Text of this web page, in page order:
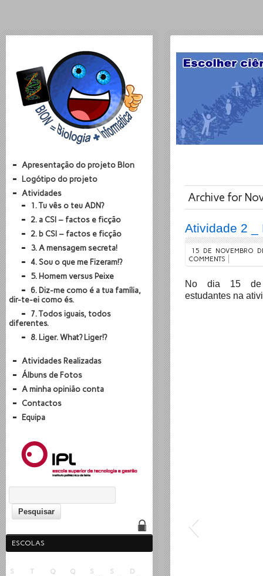
Archive for
Atividade 2 _
15 DE NOVEMBRO
COMMENTS
No dia 15 de
estudantes na
Apresentação do projeto BIon
Logótipo do projeto
Atividades
1. Tu vês o teu ADN?
2. a CSI – factos e ficção
2. b CSI – factos e ficção
3. A mensagem secreta!
4. Sou o que me Fizeram!?
5. Homem versus Peixe
6. Diz-me como é a tua família,
dir-te-ei como és.
7. Todos iguais, todos
diferentes.
8. Liger. What? Liger!?
Atividades Realizadas
Álbuns de Fotos
A minha opinião conta
Contactos
Equipa
ESCOLAS
S
T Q Q S S D